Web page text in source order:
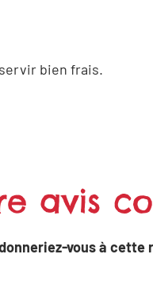
bien frais.
avis
vous à cette